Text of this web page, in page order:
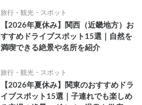
旅行・観光・スポット
【2026年夏休み】関西（近畿地方）お
すすめドライブスポット15選｜自然を
満喫できる絶景や名所を紹介
旅行・観光・スポット
【2026年夏休み】関東のおすすめドラ
イブスポット15選｜子連れでも楽しめ